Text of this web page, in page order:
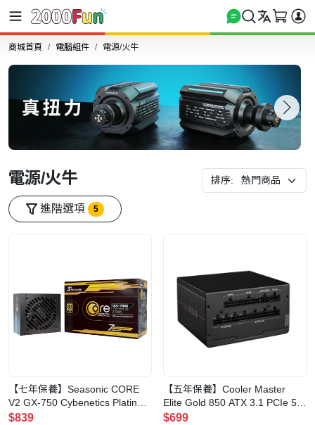
商城首頁 電腦組件 電源/火牛
電源/火牛 排序:
進階選項 5
【七年保養】Seasonic CORE
V2 GX-750 Cybenetics Platinum
ATX3.1 Fully Modular PSU 電源
$839
【五年保養】Cooler Master
Elite Gold 850 ATX 3.1 PCIe 5.1
金牌全模組電源供應器
$699